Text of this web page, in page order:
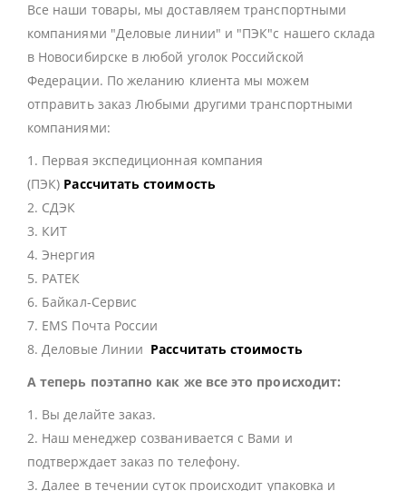
Все наши товары, мы доставляем транспортными
компаниями "Деловые линии" и "ПЭК"с нашего склада
в Новосибирске в любой уголок Российской
Федерации. По желанию клиента мы можем
отправить заказ Любыми другими транспортными
компаниями:
1. Первая экспедиционная компания
(ПЭК) Рассчитать стоимость
2. СДЭК
3. КИТ
4. Энергия
5. РАТЕК
6. Байкал-Сервис
7. EMS Почта России
8. Деловые Линии Рассчитать стоимость
А теперь поэтапно как же все это происходит:
1. Вы делайте заказ.
2. Наш менеджер созванивается с Вами и
подтверждает заказ по телефону.
3. Далее в течении суток происходит упаковка и